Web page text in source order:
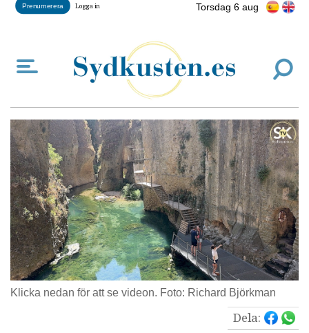
Torsdag 6 aug
Prenumerera Logga in
Klicka nedan för att se videon. Foto: Richard Björkman
Dela: